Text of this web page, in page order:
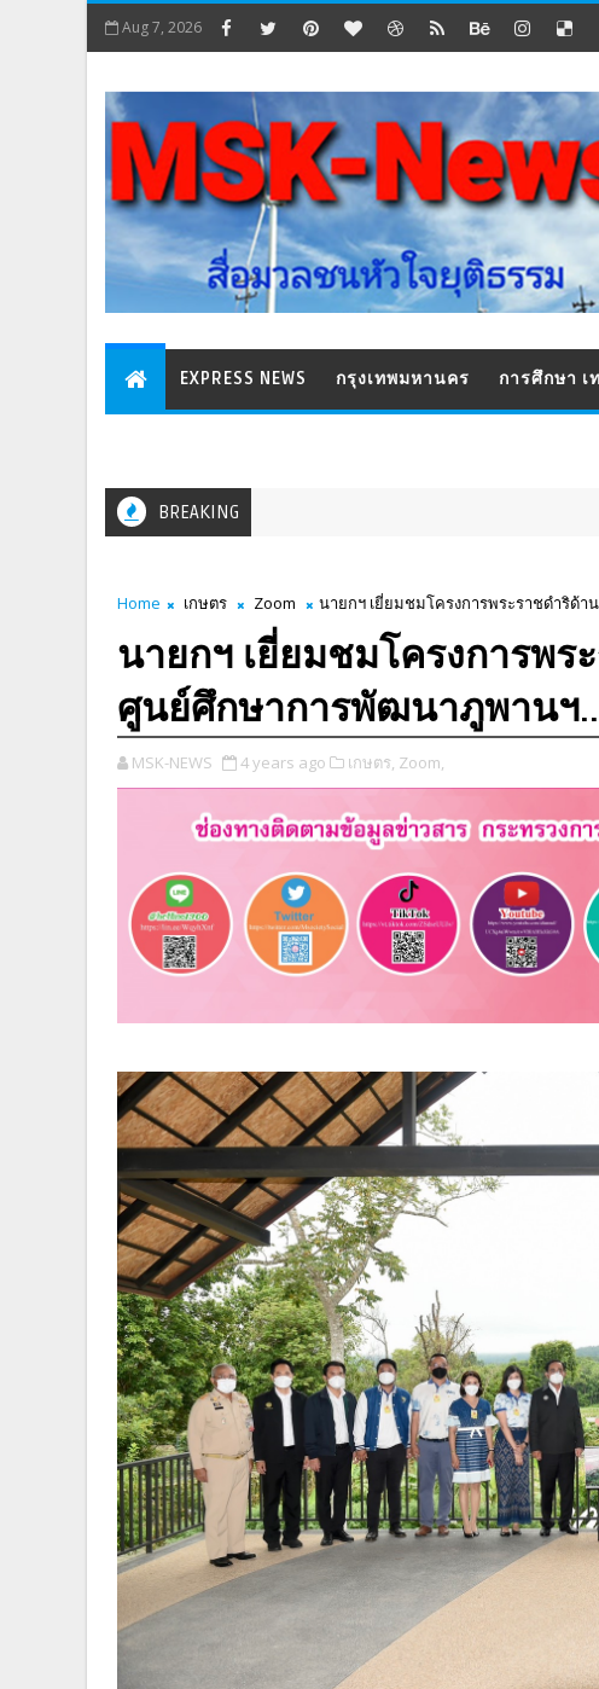
Aug 7, 2026
EXPRESS NEWS กรุงเทพมหานคร การศึกษา เ
BREAKING
Home เกษตร Zoom นายกฯ เยี่ยมชมโครงการพระราชดำริด้
นายกฯ เยี่ยมชมโครงการพ
ศูนย์ศึกษาการพัฒนาภูพานฯ
MSK-NEWS 4 years ago เกษตร, Zoom,